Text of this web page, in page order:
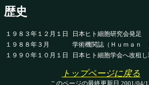
歴史
１９８３年１２月１日
日本ヒト細胞研究会発足
１９８８年３月
学術機関誌（Ｈｕｍａｎ
１９９０年１０月１日
日本ヒト細胞学会へ改租
トップページに戻る
このページの最終更新日 2001/04/